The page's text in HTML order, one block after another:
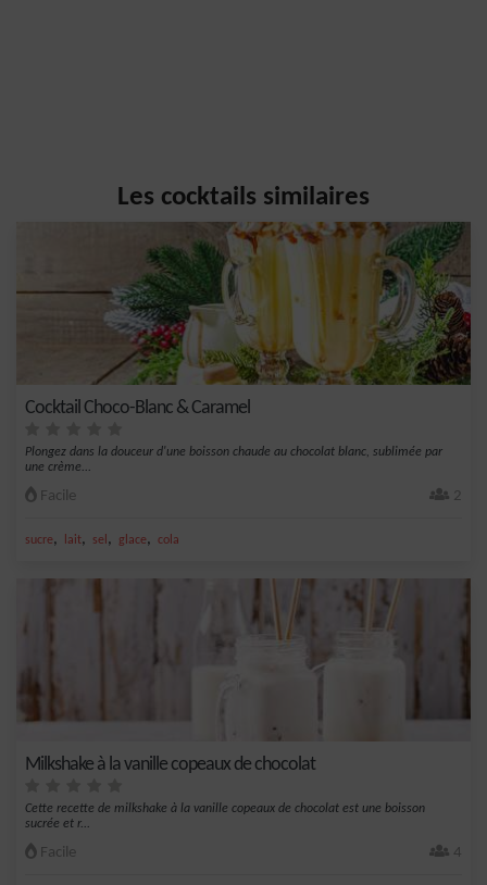
Les cocktails similaires
Cocktail Choco-Blanc & Caramel
Plongez dans la douceur d'une boisson chaude au chocolat blanc, sublimée par
une crème...
Facile 2
sucre, lait, sel , glace, cola
Milkshake à la vanille copeaux de chocolat
Cette recette de milkshake à la vanille copeaux de chocolat est une boisson
sucrée et r...
Facile 4